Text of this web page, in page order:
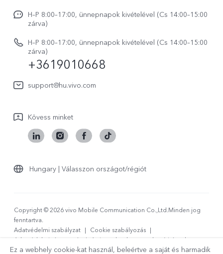
V70 FE
Y31 5G
vivo Buds Air3
Rendszerfrissítés
vivo Jótállási Politika
Vevőszolgálati adatvédelmi nyilatkozat
LUT-ok letöltése a Log helyreállításához
Jogi szabályozás
Rólunk
vivo Személyes Adatok Védelme
H–P 8:00–17:00, ünnepnapok kivételével (Cs 14:00–15:00
zárva)
H–P 8:00–17:00, ünnepnapok kivételével (Cs 14:00–15:00
zárva)
+3619010668
support@hu.vivo.com
Kövess minket
Hungary | Válasszon országot/régiót
Copyright © 2026 vivo Mobile Communication Co.,Ltd.Minden jog
fenntartva.
Adatvédelmi szabályzat | Cookie szabályozás |
Adatvédelmi támogatás
| A vivo adatokra vonatkozó irányelve
Ez a webhely cookie-kat használ, beleértve a saját és harmadik